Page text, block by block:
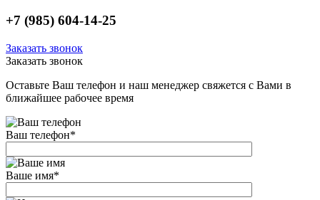
+7 (985) 604-14-25
Заказать звонок
Заказать звонок
Оставьте Ваш телефон и наш менеджер свяжется с Вами в
ближайшее рабочее время
Ваш телефон*
Ваше имя*